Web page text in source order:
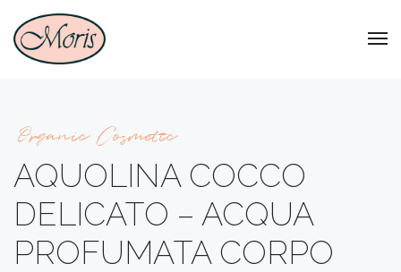
Organic Cosmetic
AQUOLINA COCCO
DELICATO – ACQUA
PROFUMATA CORPO